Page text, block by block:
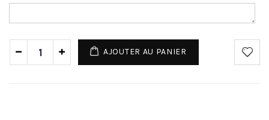
AJOUTER AU PANIER